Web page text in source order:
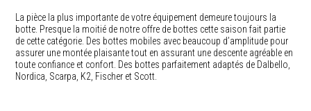
La pièce la plus importante de votre équipement demeure toujours la
botte. Presque la moitié de notre offre de bottes cette saison fait partie
de cette catégorie. Des bottes mobiles avec beaucoup d’amplitude pour
assurer une montée plaisante tout en assurant une descente agréable en
toute confiance et confort. Des bottes parfaitement adaptés de Dalbello,
Nordica, Scarpa, K2, Fischer et Scott.